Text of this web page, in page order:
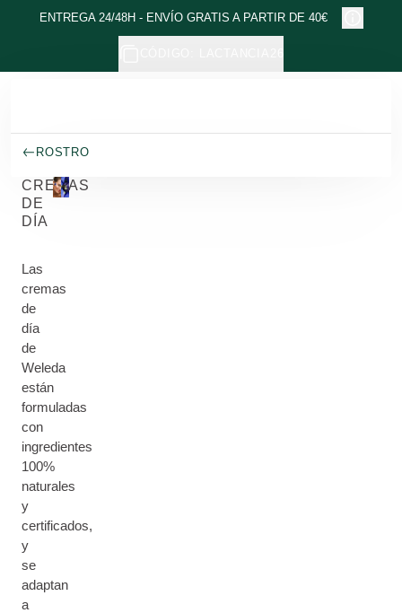
Ir al contenido principal
ENTREGA 24/48H - ENVÍO GRATIS A PARTIR DE 40€
ROSTRO
CREMAS
DE
DÍA
Las
cremas
de
día
de
Weleda
están
formuladas
con
ingredientes
100%
naturales
y
certificados,
y
se
adaptan
a